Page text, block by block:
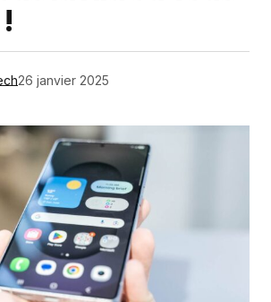
26 janvier 2025